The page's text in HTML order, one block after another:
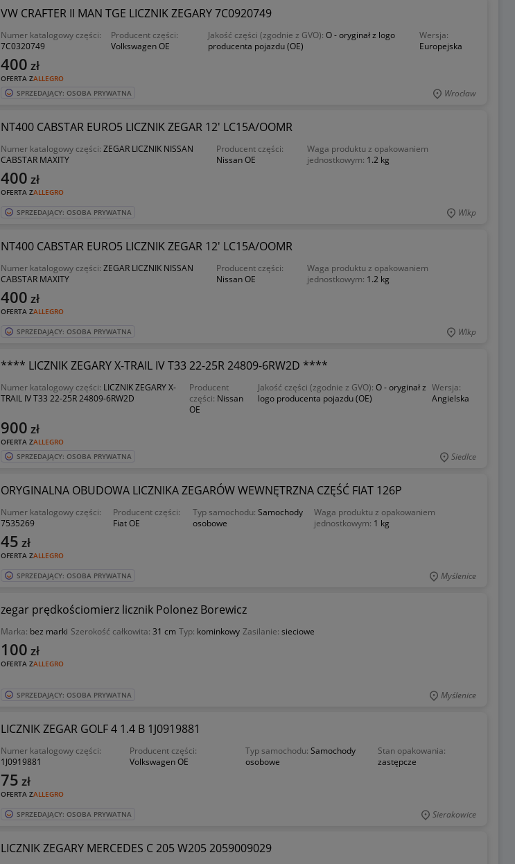
VW CRAFTER II MAN TGE LICZNIK ZEGARY 7C0920749
Numer katalogowy części:
7C0320749
Producent części:
Volkswagen OE
Jakość części (zgodnie z GVO): O - oryginał z logo
producenta pojazdu (OE)
Wersja:
Europejska
OFERTA ZALLEGRO
400 zł
SPRZEDAJĄCY: OSOBA PRYWATNA Wrocław
NT400 CABSTAR EURO5 LICZNIK ZEGAR 12' LC15A/OOMR
Numer katalogowy części: ZEGAR LICZNIK NISSAN
CABSTAR MAXITY
Producent części:
Nissan OE
Waga produktu z opakowaniem
jednostkowym: 1.2 kg
OFERTA ZALLEGRO
400 zł
SPRZEDAJĄCY: OSOBA PRYWATNA Wlkp
NT400 CABSTAR EURO5 LICZNIK ZEGAR 12' LC15A/OOMR
Numer katalogowy części: ZEGAR LICZNIK NISSAN
CABSTAR MAXITY
Producent części:
Nissan OE
Waga produktu z opakowaniem
jednostkowym: 1.2 kg
OFERTA ZALLEGRO
400 zł
SPRZEDAJĄCY: OSOBA PRYWATNA Wlkp
**** LICZNIK ZEGARY X-TRAIL IV T33 22-25R 24809-6RW2D ****
Numer katalogowy części: LICZNIK ZEGARY X-
TRAIL IV T33 22-25R 24809-6RW2D
Producent
części: Nissan
OE
Jakość części (zgodnie z GVO): O - oryginał z
logo producenta pojazdu (OE)
Wersja:
Angielska
OFERTA ZALLEGRO
900 zł
SPRZEDAJĄCY: OSOBA PRYWATNA Siedlce
ORYGINALNA OBUDOWA LICZNIKA ZEGARÓW WEWNĘTRZNA CZĘŚĆ FIAT 126P
Numer katalogowy części:
7535269
Producent części:
Fiat OE
Typ samochodu:Samochody
osobowe
Waga produktu z opakowaniem
jednostkowym: 1 kg
OFERTA ZALLEGRO
45 zł
SPRZEDAJĄCY: OSOBA PRYWATNA Myślenice
zegar prędkościomierz licznik Polonez Borewicz
Marka: bez marki Szerokość całkowita: 31 cm Typ: kominkowy Zasilanie: sieciowe
OFERTA ZALLEGRO
100 zł
SPRZEDAJĄCY: OSOBA PRYWATNA Myślenice
LICZNIK ZEGAR GOLF 4 1.4 B 1J0919881
Numer katalogowy części:
1J0919881
Producent części:
Volkswagen OE
Typ samochodu: Samochody
osobowe
Stan opakowania:
zastępcze
OFERTA ZALLEGRO
75 zł
SPRZEDAJĄCY: OSOBA PRYWATNA Sierakowice
LICZNIK ZEGARY MERCEDES C 205 W205 2059009029